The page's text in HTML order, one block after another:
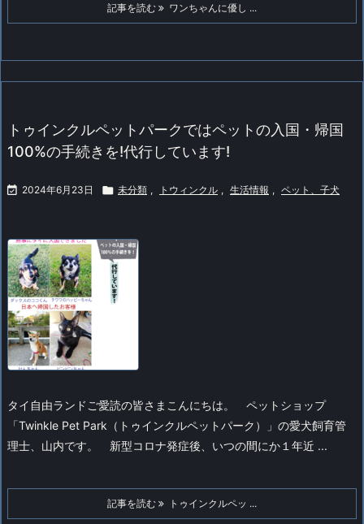
記事を読む ワンちゃんに優し ...
トゥインクルペットパークではペットの入国・帰国
100%の手続きを!代行しています!
 2024年6月23日  未分類 , トウィンクル , 生活情報 , ペット、子犬
タイ自由ランドご愛読の皆さまこんにちは。
ペットショップ
「Twinkle Pet Park（トゥインクルペットパーク）」の愛犬飼育管
理士、山内です。
新型コロナ発症後、いつの間にか１年近 ...
記事を読む トゥインクルペッ ...